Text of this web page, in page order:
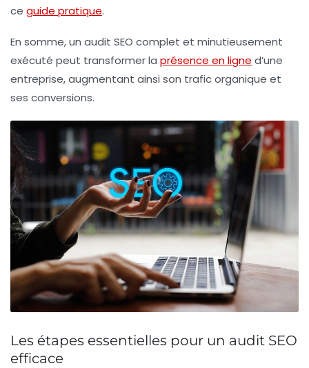
ce guide pratique.
En somme, un audit SEO complet et minutieusement
exécuté peut transformer la présence en ligne d’une
entreprise, augmentant ainsi son trafic organique et
ses conversions.
Les étapes essentielles pour un audit SEO
efficace